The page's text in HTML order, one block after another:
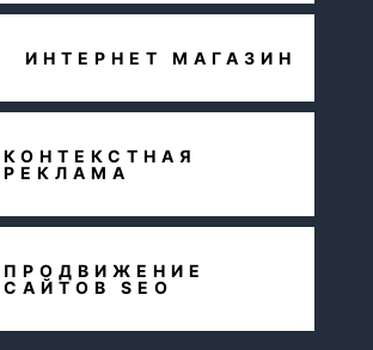
ИНТЕРНЕТ МАГАЗИН
КОНТЕКСТНАЯ
РЕКЛАМА
ПРОДВИЖЕНИЕ
САЙТОВ SEO